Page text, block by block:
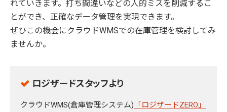
れていきます。打ち間違いなどの人的ミスを削減するこ
とができ、正確なデータ管理を実現できます。
ぜひこの機会にクラウドWMSでの在庫管理を検討してみ
ませんか。
ロジザードスタッフより
クラウドWMS(倉庫管理システム) 「ロジザードZERO」